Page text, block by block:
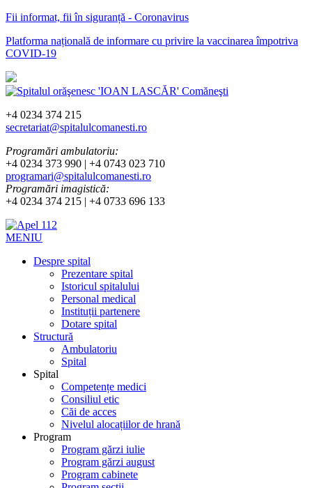
Fii informat, fii în siguranță - Coronavirus
Platforma națională de informare cu privire la vaccinarea împotriva
COVID-19
+4 0234 374 215
secretariat@spitalulcomanesti.ro
Programări ambulatoriu:
+4 0234 373 990 | +4 0743 023 710
programari@spitalulcomanesti.ro
Programări imagistică:
+4 0234 374 215 | +4 0733 696 133
MENIU
Despre spital
Prezentare spital
Istoricul spitalului
Personal medical
Instituții partenere
Dotare spital
Structură
Ambulatoriu
Spital
Spital
Competențe medici
Consiliul etic
Căi de acces
Nivelul alocațiilor de hrană
Program
Program gărzi iulie
Program gărzi august
Program cabinete